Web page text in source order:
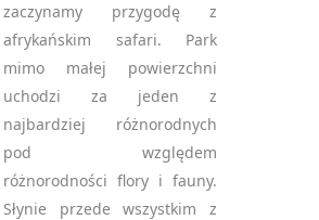
zaczynamy przygodę z
afrykańskim safari. Park
mimo małej powierzchni
uchodzi za jeden z
najbardziej różnorodnych
pod względem
różnorodności flory i fauny.
Słynie przede wszystkim z